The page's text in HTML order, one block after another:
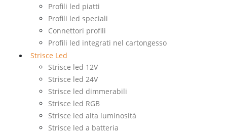
Profili led piatti
Profili led speciali
Connettori profili
Profili led integrati nel cartongesso
Strisce Led
Strisce led 12V
Strisce led 24V
Strisce led dimmerabili
Strisce led RGB
Strisce led alta luminosità
Strisce led a batteria